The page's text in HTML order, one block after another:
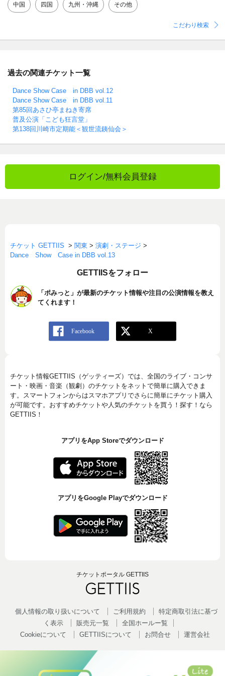
中国 四国 九州・沖縄 その他
こだわり検索
過去の関連チケット一覧
Dance Show Case in DBB vol.12
Dance Show Case in DBB vol.11
第85回あさひ亭まねき寄席
普及公演「こども狂言堂」
第138回川崎市定期能＜観世流銕仙会＞
ログイン/無料会員登録
チケット GETTIIS > 関東 > 演劇・ステージ >
Dance Show Case in DBB vol.13
GETTIISをフォロー
「ポみっと」が最新のチケット情報や注目の公演情報を教え
てくれます！
チケット情報GETTIIS（ゲッティーズ）では、全国のライブ・コンサ
ート・映画・音楽（観劇）のチケットをネットで簡単に購入できま
す。スマートフォンからはスマホアプリでさらに簡単にチケット購入
が可能です。おすすめチケットや人気のチケットを買う！探す！なら
GETTIIS！
アプリをApp Storeでダウンロード
アプリをGoogle Playでダウンロード
チケットポータル GETTIIS
個人情報の取り扱いについて ご利用規約
特定商取引法に基づ
く表示
販売元一覧
全国ホールー覧
Cookieについて
GETTIISについて お問合せ 運営会社